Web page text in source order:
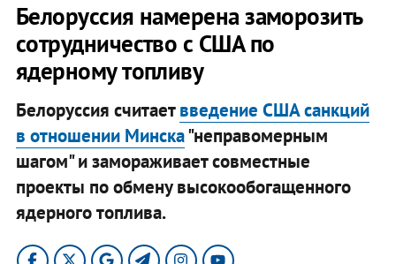
Белоруссия намерена заморозить
сотрудничество с США по
ядерному топливу
Белоруссия считаетвведение США санкций
в отношении Минска"неправомерным
шагом" и замораживает совместные
проекты по обмену высокообогащенного
ядерного топлива.